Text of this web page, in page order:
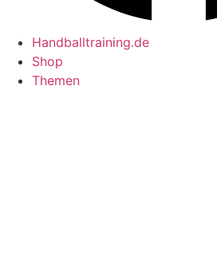
Handballtraining.de
Shop
Themen